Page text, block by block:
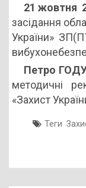
21 жовтня
засідання
України»
Петро
методичні
«Захист
Теги